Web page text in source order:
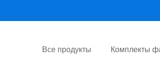
Все продукты Комплекты